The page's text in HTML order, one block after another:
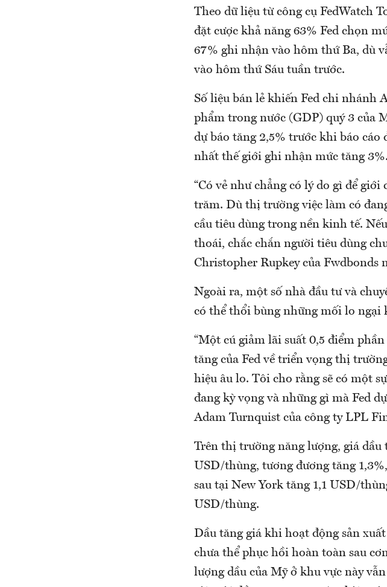
Theo dữ liệu từ công cụ FedWatch
đặt cược khả năng 63% Fed chọn
67% ghi nhận vào hôm thứ Ba, dù
vào hôm thứ Sáu tuần trước.
Số liệu bán lẻ khiến Fed chi nhánh
phẩm trong nước (GDP) quý 3 của
dự báo tăng 2,5% trước khi báo
nhất thế giới ghi nhận mức tăng 3%.
“Có vẻ như chẳng có lý do gì để
trăm. Dù thị trường việc làm có
cầu tiêu dùng trong nền kinh tế.
thoái, chắc chắn người tiêu dùng
Christopher Rupkey của Fwdbonds
Ngoài ra, một số nhà đầu tư và
có thể thổi bùng những mối lo ngại
“Một cú giảm lãi suất 0,5 điểm
tăng của Fed về triển vọng thị
hiệu âu lo. Tôi cho rằng sẽ có một
đang kỳ vọng và những gì mà Fed
Adam Turnquist của công ty LPL
Trên thị trường năng lượng, giá
USD/thùng, tương đương tăng
sau tại New York tăng 1,1 USD/
USD/thùng.
Dầu tăng giá khi hoạt động sản
chưa thể phục hồi hoàn toàn sau
lượng dầu của Mỹ ở khu vực này